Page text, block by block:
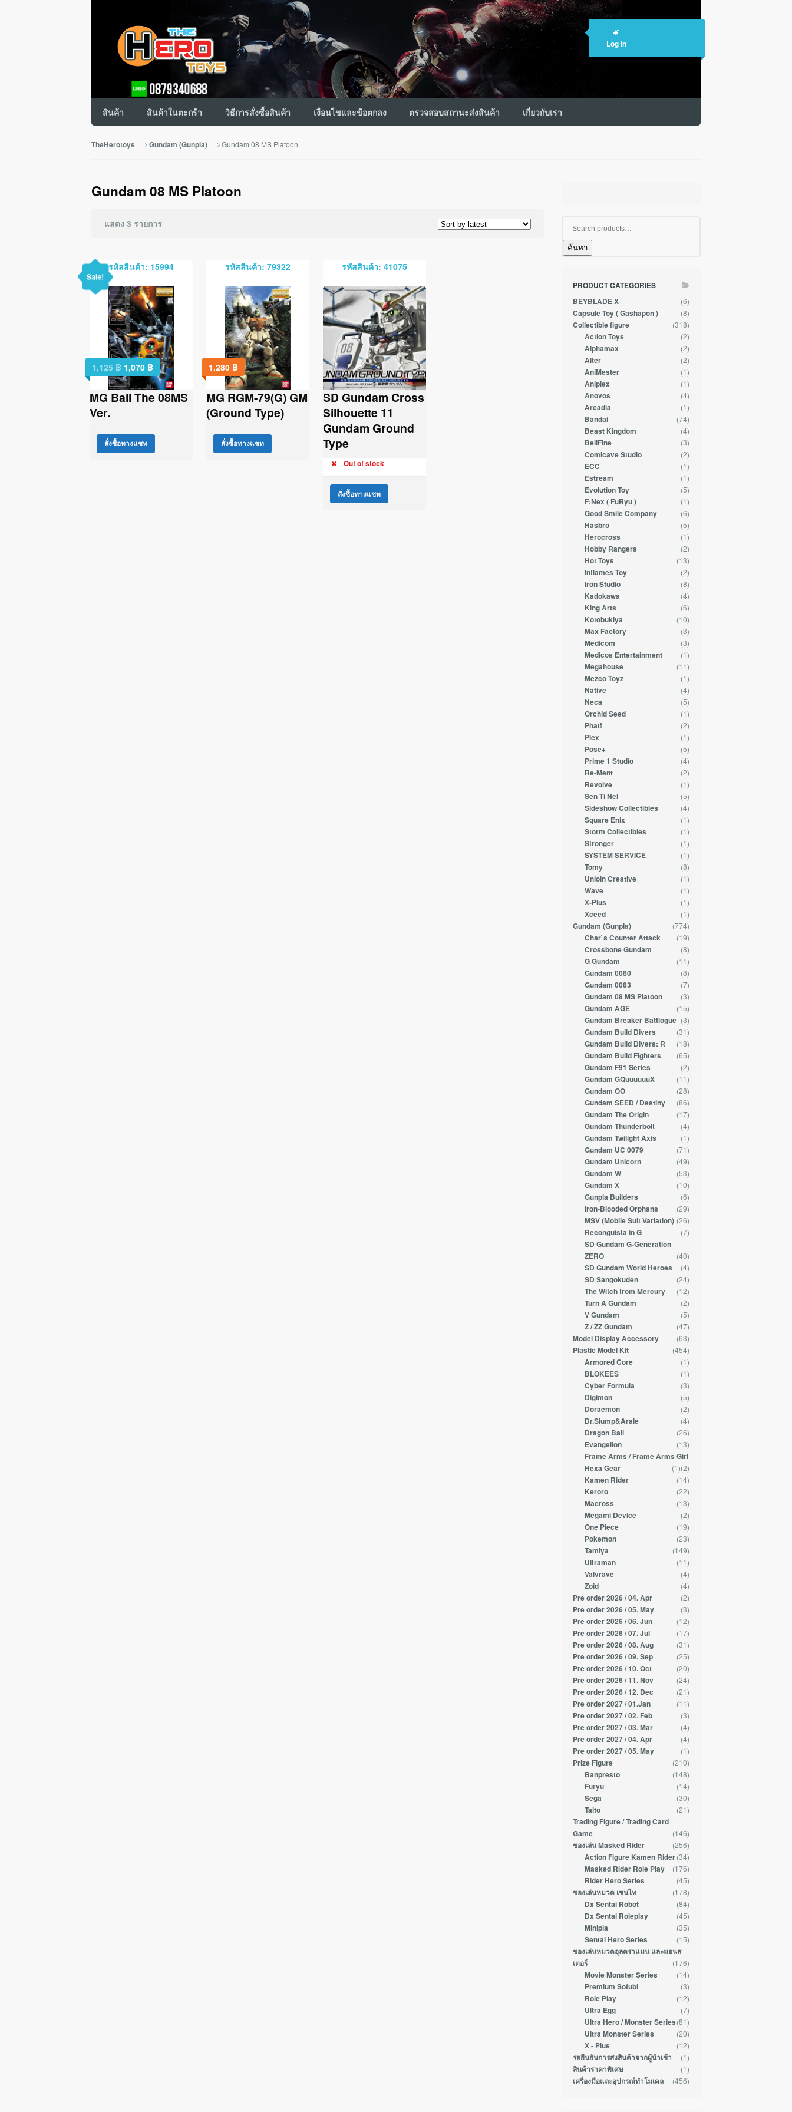
Log In
สินค้า สินค้าในตะกร้า วิธีการสั่งซื้อสินค้า เงื่อนไขและข้อตกลง ตรวจสอบสถานะส่งสินค้า เกี่ยวกับเรา
TheHerotoys Gundam (Gunpla) Gundam 08 MS Platoon
Gundam 08 MS Platoon
แสดง 3 รายการ
รหัสสินค้า: 15994
Sale!
1,125฿ 1,070 ฿
MG Ball The 08MS
Ver.
สั่งซื้อทางแชท
รหัสสินค้า: 79322
1,280 ฿
MG RGM-79(G) GM
(Ground Type)
สั่งซื้อทางแชท
รหัสสินค้า: 41075
SD Gundam Cross
Silhouette 11
Gundam Ground
Type
Out of stock
สั่งซื้อทางแชท
ค้นหา
PRODUCT CATEGORIES
BEYBLADE X
(6)
Capsule Toy ( Gashapon )
(8)
Collectible figure
(318)
Action Toys
(2)
Alphamax
(2)
Alter
(2)
AniMester
(1)
Aniplex
(1)
Anovos
(4)
Arcadia
(1)
Bandai
(74)
Beast Kingdom
(4)
BellFine
(3)
Comicave Studio
(2)
ECC
(1)
Estream
(1)
Evolution Toy
(5)
F:Nex ( FuRyu )
(1)
Good Smile Company
(6)
Hasbro
(5)
Herocross
(1)
Hobby Rangers
(2)
Hot Toys
(13)
Inflames Toy
(2)
Iron Studio
(8)
Kadokawa
(4)
King Arts
(6)
Kotobukiya
(10)
Max Factory
(3)
Medicom
(3)
Medicos Entertainment
(1)
Megahouse
(11)
Mezco Toyz
(1)
Native
(4)
Neca
(5)
Orchid Seed
(1)
Phat!
(2)
Plex
(1)
Pose+
(5)
Prime 1 Studio
(4)
Re-Ment
(2)
Revolve
(1)
Sen Ti Nel
(5)
Sideshow Collectibles
(4)
Square Enix
(1)
Storm Collectibles
(1)
Stronger
(1)
SYSTEM SERVICE
(1)
Tomy
(8)
Unioin Creative
(1)
Wave
(1)
X-Plus
(1)
Xceed
(1)
Gundam (Gunpla)
(774)
Char`s Counter Attack
(19)
Crossbone Gundam
(8)
G Gundam
(11)
Gundam 0080
(8)
Gundam 0083
(7)
Gundam 08 MS Platoon
(3)
Gundam AGE
(15)
Gundam Breaker Battlogue (3)
Gundam Build Divers
(31)
Gundam Build Divers: R
(18)
Gundam Build Fighters
(65)
Gundam F91 Series
(2)
Gundam GQuuuuuuX
(11)
Gundam OO
(28)
Gundam SEED / Destiny
(86)
Gundam The Origin
(17)
Gundam Thunderbolt
(4)
Gundam Twilight Axis
(1)
Gundam UC 0079
(71)
Gundam Unicorn
(49)
Gundam W
(53)
Gundam X
(10)
Gunpla Builders
(6)
Iron-Blooded Orphans
(29)
MSV (Mobile Suit Variation) (26)
Reconguista in G
(7)
SD Gundam G-Generation
ZERO
(40)
SD Gundam World Heroes
(4)
SD Sangokuden
(24)
The Witch from Mercury
(12)
Turn A Gundam
(2)
V Gundam
(5)
Z / ZZ Gundam
(47)
Model Display Accessory
(63)
Plastic Model Kit
(454)
Armored Core
(1)
BLOKEES
(1)
Cyber Formula
(3)
Digimon
(5)
Doraemon
(2)
Dr.Slump&Arale
(4)
Dragon Ball
(26)
Evangelion
(13)
Frame Arms / Frame Arms Girl
(2)
Hexa Gear
(1)
Kamen Rider
(14)
Keroro
(22)
Macross
(13)
Megami Device
(2)
One Piece
(19)
Pokemon
(23)
Tamiya
(149)
Ultraman
(11)
Valvrave
(4)
Zoid
(4)
Pre order 2026 / 04. Apr
(2)
Pre order 2026 / 05. May
(3)
Pre order 2026 / 06. Jun
(12)
Pre order 2026 / 07. Jul
(17)
Pre order 2026 / 08. Aug
(31)
Pre order 2026 / 09. Sep
(25)
Pre order 2026 / 10. Oct
(20)
Pre order 2026 / 11. Nov
(24)
Pre order 2026 / 12. Dec
(21)
Pre order 2027 / 01.Jan
(11)
Pre order 2027 / 02. Feb
(3)
Pre order 2027 / 03. Mar
(4)
Pre order 2027 / 04. Apr
(4)
Pre order 2027 / 05. May
(1)
Prize Figure
(210)
Banpresto
(148)
Furyu
(14)
Sega
(30)
Taito
(21)
Trading Figure / Trading Card
Game
(146)
ของเล่น Masked Rider
(256)
Action Figure Kamen Rider (34)
Masked Rider Role Play
(176)
Rider Hero Series
(45)
ของเล่นหมวด เซนไท
(178)
Dx Sentai Robot
(84)
Dx Sentai Roleplay
(45)
Minipla
(35)
Sentai Hero Series
(15)
ของเล่นหมวดอุลตราแมน และมอนส
เตอร์
(176)
Movie Monster Series
(14)
Premium Sofubi
(3)
Role Play
(12)
Ultra Egg
(7)
Ultra Hero / Monster Series(81)
Ultra Monster Series
(20)
X - Plus
(12)
รอยืนยันการส่งสินค้าจากผู้นำเข้า
(1)
สินค้าราคาพิเศษ
(1)
เครื่องมือและอุปกรณ์ทำโมเดล
(456)